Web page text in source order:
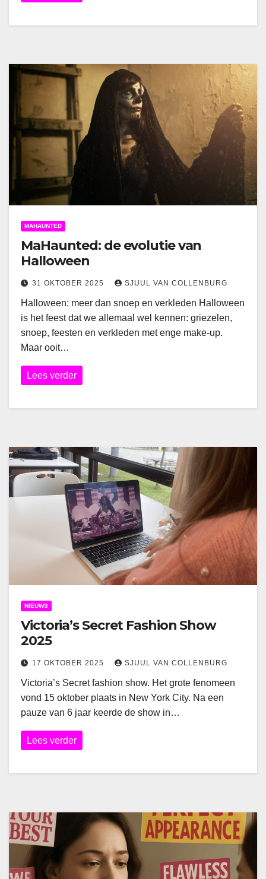
MAHAUNTED
MaHaunted: de evolutie van
Halloween
31 OKTOBER 2025 SJUUL VAN COLLENBURG
Halloween: meer dan snoep en verkleden Halloween
is het feest dat we allemaal wel kennen: griezelen,
snoep, feesten en verkleden met enge make-up.
Maar ooit…
Lees verder
NIEUWS
Victoria’s Secret Fashion Show
2025
17 OKTOBER 2025 SJUUL VAN COLLENBURG
Victoria’s Secret fashion show. Het grote fenomeen
vond 15 oktober plaats in New York City. Na een
pauze van 6 jaar keerde de show in…
Lees verder